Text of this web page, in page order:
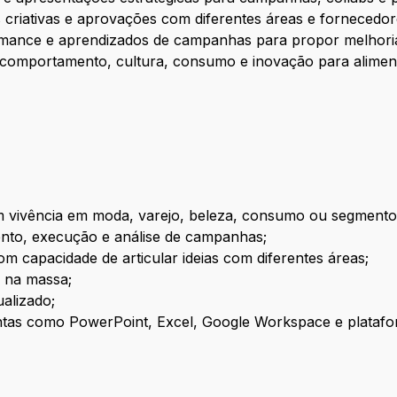
e aprovações com diferentes áreas e
e aprendizados de campanhas para propor
cultura, consumo e inovação para
vivência em moda, varejo, beleza, consumo ou
execução e análise de campanhas;
capacidade de articular ideias com diferentes áreas;
massa;
como PowerPoint, Excel, Google Workspace e